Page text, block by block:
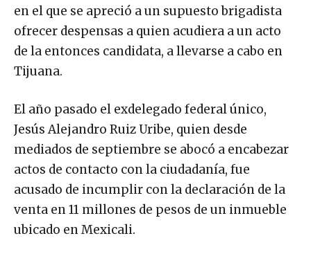
en el que se apreció a un supuesto brigadista
ofrecer despensas a quien acudiera a un acto
de la entonces candidata, a llevarse a cabo en
Tijuana.
El año pasado el exdelegado federal único,
Jesús Alejandro Ruiz Uribe, quien desde
mediados de septiembre se abocó a encabezar
actos de contacto con la ciudadanía, fue
acusado de incumplir con la declaración de la
venta en 11 millones de pesos de un inmueble
ubicado en Mexicali.